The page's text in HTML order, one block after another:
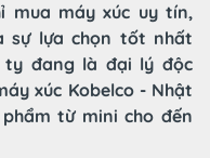
mua máy xúc uy tín,
sự lựa chọn tốt nhất
ty đang là đại lý độc
xúc Kobelco - Nhật
từ mini cho đến